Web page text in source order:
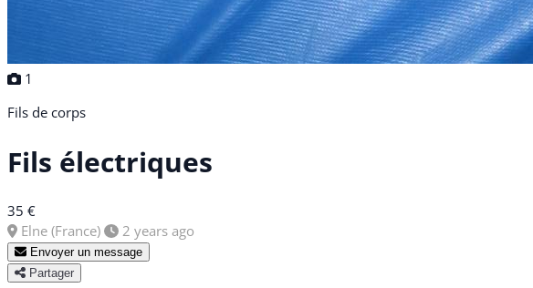
1
Fils de corps
Fils électriques
35 €
Elne (France)
2 years ago
Envoyer un message
Partager